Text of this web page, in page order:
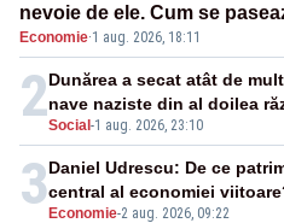
nevoie de ele. Cum se
energetică
Economie·1 aug. 2026, 18:11
2Social-1 aug. 2026, 23:10
Dunărea a secat atât de
nave naziste din al doilea
3Economie-2 aug. 2026, 09:22
Daniel Udrescu: De ce
central al economiei